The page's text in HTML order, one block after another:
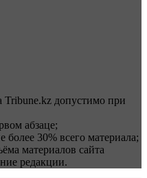
Tribune.kz допустимо при
абзаце;
30% всего материала;
материалов сайта
редакции.